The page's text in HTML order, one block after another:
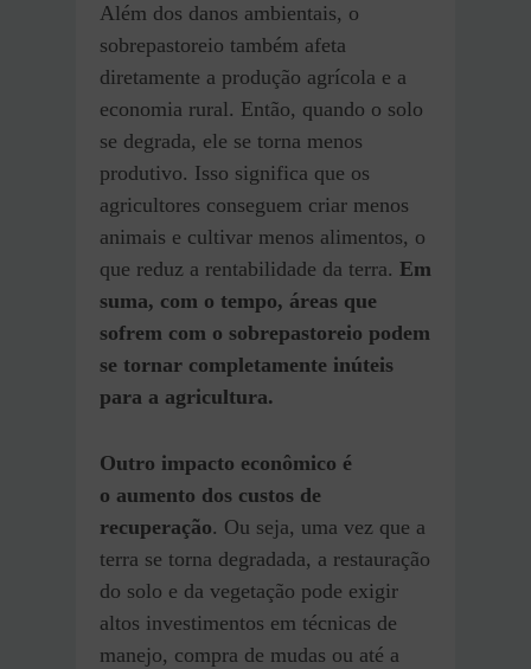
Além dos danos ambientais, o
sobrepastoreio também afeta
diretamente a produção agrícola e a
economia rural. Então, quando o solo
se degrada, ele se torna menos
produtivo. Isso significa que os
agricultores conseguem criar menos
animais e cultivar menos alimentos, o
que reduz a rentabilidade da terra. Em
suma, com o tempo, áreas que
sofrem com o sobrepastoreio podem
se tornar completamente inúteis
para a agricultura.
Outro impacto econômico é
o aumento dos custos de
recuperação. Ou seja, uma vez que a
terra se torna degradada, a restauração
do solo e da vegetação pode exigir
altos investimentos em técnicas de
manejo, compra de mudas ou até a